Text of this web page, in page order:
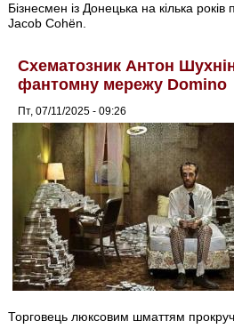
Бізнесмен із Донецька на кілька
Jacob Cohën.
Схематозник Антон
фантомну мережу Domino
Пт, 07/11/2025 - 09:26
Торговець люксовим шматтям